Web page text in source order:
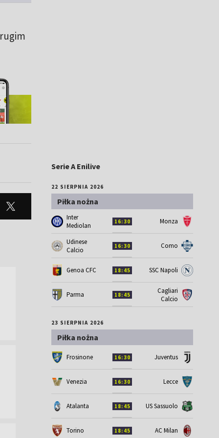
Serie A Enilive
22 SIERPNIA 2026
Piłka nożna
Inter
Mediolan
16:30 Monza
Udinese
Calcio
16:30 Como
Genoa CFC 18:45 SSC Napoli
Parma 18:45
Cagliari
Calcio
23 SIERPNIA 2026
Piłka nożna
Frosinone 16:30 Juventus
Venezia 16:30 Lecce
Atalanta 18:45 US Sassuolo
Torino 18:45 AC Milan